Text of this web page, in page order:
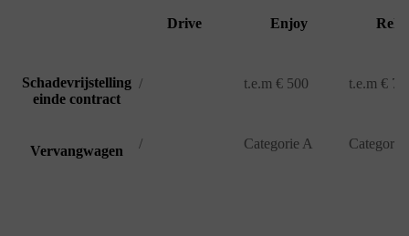
Drive Enjoy
Schadevrijstelling
einde contract
/ t.e.m € 500 t.e.m €
Vervangwagen / Categorie A Categorie